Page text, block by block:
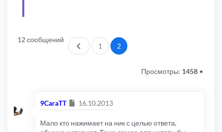
12 сообщений
Пред.1 2
Просмотры: 1458 •
9CaraTT Сообщение
16.10.2013
Мало кто нажимает на ник с целью ответа,